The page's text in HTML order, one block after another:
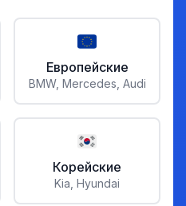
Европейские
BMW, Mercedes, Audi
Корейские
Kia, Hyundai